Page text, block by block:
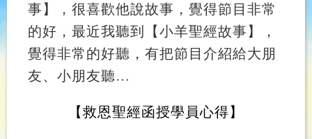
事】，很喜歡他說故事，覺得節目非常
的好，最近我聽到【小羊聖經故事】，
覺得非常的好聽，有把節目介紹給大朋
友、小朋友聽…
【救恩聖經函授學員心得】